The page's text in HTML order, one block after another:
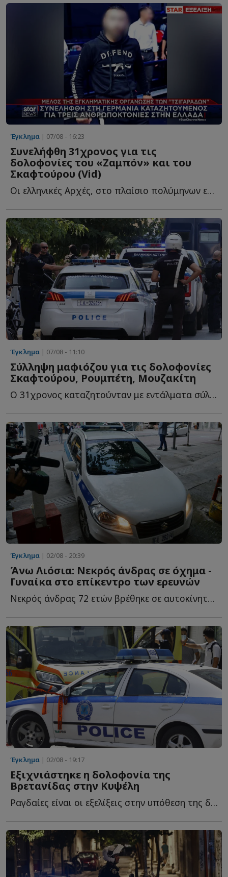
Έγκλημα | 07/08 - 16:23
Συνελήφθη 31χρονος για τις
δολοφονίες του «Ζαμπόν» και του
Σκαφτούρου (Vid)
Οι ελληνικές Αρχές, στο πλαίσιο πολύμηνων ερευνών, σ...
Έγκλημα | 07/08 - 11:10
Σύλληψη μαφιόζου για τις δολοφονίες
Σκαφτούρου, Ρουμπέτη, Μουζακίτη
Ο 31χρονος καταζητούνταν με εντάλματα σύλληψης για υ...
Έγκλημα | 02/08 - 20:39
Άνω Λιόσια: Νεκρός άνδρας σε όχημα -
Γυναίκα στο επίκεντρο των ερευνών
Νεκρός άνδρας 72 ετών βρέθηκε σε αυτοκίνητο στα Άνω Λ...
Έγκλημα | 02/08 - 19:17
Εξιχνιάστηκε η δολοφονία της
Βρετανίδας στην Κυψέλη
Ραγδαίες είναι οι εξελίξεις στην υπόθεση της δολοφονίας τ...